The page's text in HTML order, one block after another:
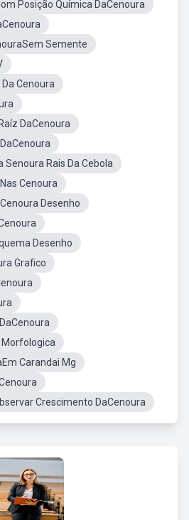
Posição Química DaCenoura
Semente
Cenoura
DaCenoura
Senoura Rais Da Cebola
Cenoura
Desenho
Desenho
Grafico
Carandai Mg
Crescimento DaCenoura